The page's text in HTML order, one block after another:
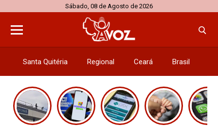
Sábado, 08 de Agosto de 2026
Santa Quitéria Regional Ceará Brasil